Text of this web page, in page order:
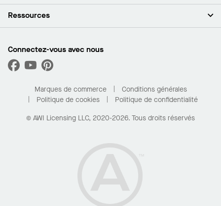
Espace presse
Développement durable
Quelles sont mes options d’achat?
Plafonds
Capacités sur mesure
Performance
Ressources
Trouver un distributeur
Trouver un distributeur
Pour la maison
Connectez-vous avec nous
Marques de commerce
Conditions générales
Politique de cookies
Politique de confidentialité
© AWI Licensing LLC, 2020-2026. Tous droits réservés